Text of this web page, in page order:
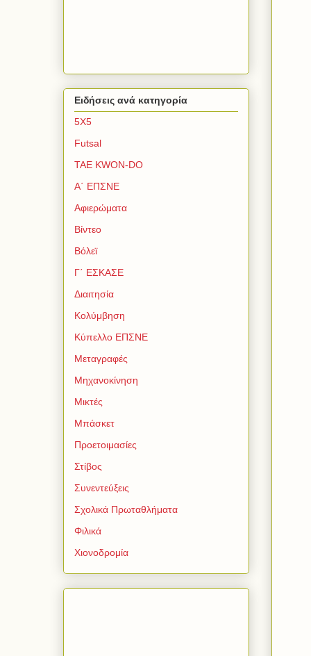
Ειδήσεις ανά κατηγορία
5Χ5
Futsal
TAE KWON-DO
Α΄ ΕΠΣΝΕ
Αφιερώματα
Βίντεο
Βόλεϊ
Γ΄ ΕΣΚΑΣΕ
Διαιτησία
Κολύμβηση
Κύπελλο ΕΠΣΝΕ
Μεταγραφές
Μηχανοκίνηση
Μικτές
Μπάσκετ
Προετοιμασίες
Στίβος
Συνεντεύξεις
Σχολικά Πρωταθλήματα
Φιλικά
Χιονοδρομία